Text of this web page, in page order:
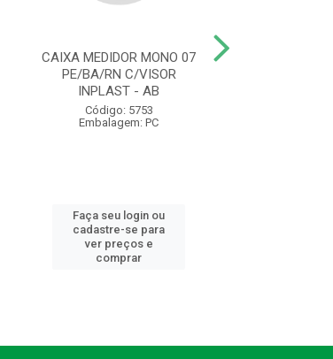
CAIXA MEDIDOR MONO 07
PE/BA/RN C/VISOR
INPLAST - AB
Código: 5753
Embalagem: PC
Faça seu login ou
cadastre-se para
ver preços e
comprar